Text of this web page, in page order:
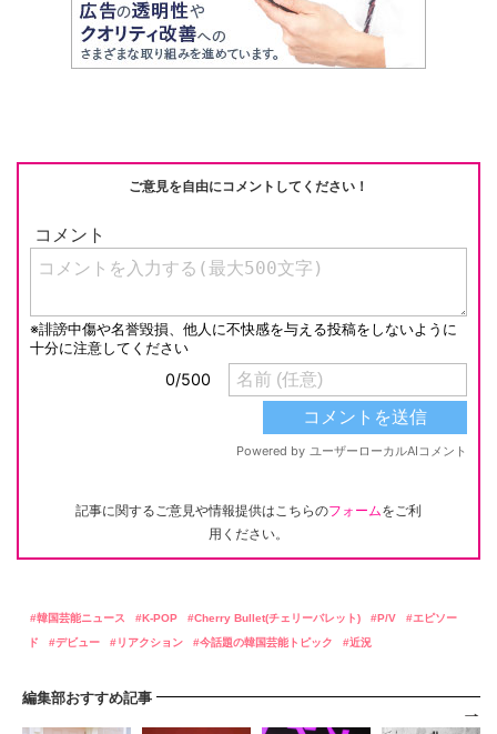
ご意見を自由にコメントしてください！
記事に関するご意見や情報提供はこちらのフォームをご利
用ください。
韓国芸能ニュース K-POP Cherry Bullet(チェリーバレット) P/V
エピソー
ド
デビュー リアクション 今話題の韓国芸能トピック 近況
編集部おすすめ記事